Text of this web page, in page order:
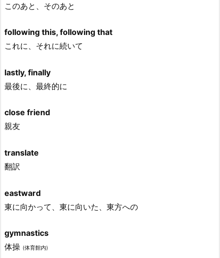
このあと、そのあと
following this, following that
これに、それに続いて
lastly, finally
最後に、最終的に
close friend
親友
translate
翻訳
eastward
東に向かって、東に向いた、東方への
gymnastics
体操 (体育館内)